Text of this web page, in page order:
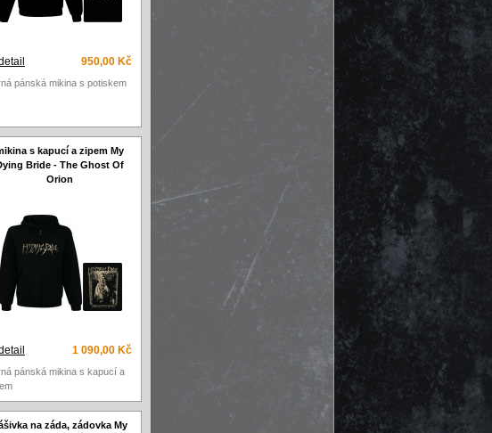
950,00 Kč
pánská mikina s potiskem
s kapucí a zipem My
Bride - The Ghost Of
Orion
1 090,00 Kč
pánská mikina s kapucí a
na záda, zádovka My